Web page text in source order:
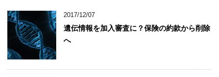
2017/12/07
遺伝情報を加入審査に？保険の約款から削除
へ